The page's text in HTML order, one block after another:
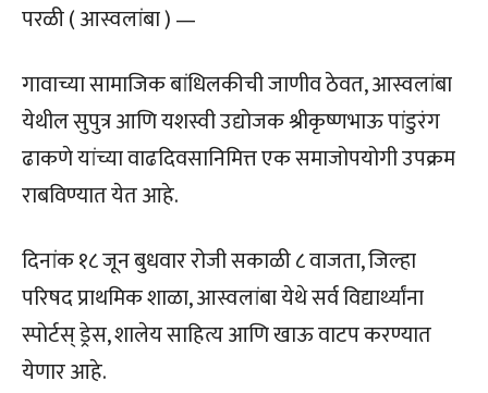
परळी ( आस्वलांबा ) —
गावाच्या सामाजिक बांधिलकीची जाणीव ठेवत, आस्वलांबा
येथील सुपुत्र आणि यशस्वी उद्योजक श्रीकृष्णभाऊ पांडुरंग
ढाकणे यांच्या वाढदिवसानिमित्त एक समाजोपयोगी उपक्रम
राबविण्यात येत आहे.
दिनांक १८ जून बुधवार रोजी सकाळी ८ वाजता, जिल्हा
परिषद प्राथमिक शाळा, आस्वलांबा येथे सर्व विद्यार्थ्यांना
स्पोर्टस् ड्रेस, शालेय साहित्य आणि खाऊ वाटप करण्यात
येणार आहे.